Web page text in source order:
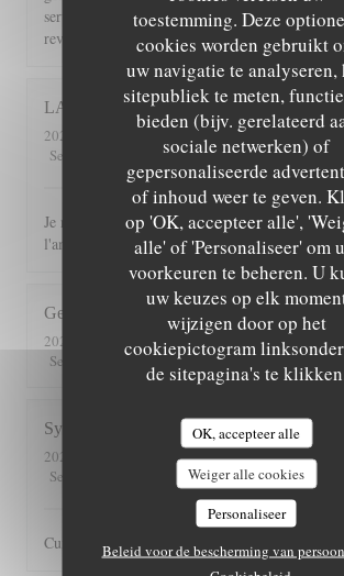
toestemming. Deze
cookies worden gebruikt
uw navigatie te analyseren,
sitepubliek te meten,
bieden (bijv. gerelateerd
sociale netwerken) of
gepersonaliseerde
of inhoud weer te geven.
op 'OK, accepteer alle',
alle' of 'Personaliseer' om
voorkeuren te beheren. U
uw keuzes op elk
wijzigen door op het
cookiepictogram
de sitepagina's te
OK, accepteer alle
Weiger alle cookies
Personaliseer
Beleid voor de bescherming van
serveuses un accueil chaleureux. Comme
reviendrai 😉
LAURENCE C
2026-08-04
- 12:30 - Gasten 10
Service
Atmosfeer:5/5 Keuken:5/5
Je recommande ce restaurant tant pour les plats
l'ambiance chaleureuse et le cadre
George
2026-07-30
- 13:00 - Gasten 2
Service
Atmosfeer: 5/5 Keuken:5/5
Sylvain
2026-07-25
- 20:30 - Gasten 3
Service
Atmosfeer:5/5 Keuken: 5/5
Cuisine toujours très bonne dans un cadre